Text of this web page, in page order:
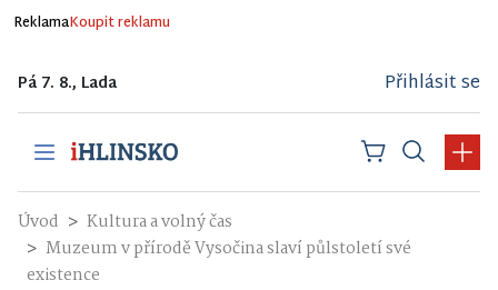
ReklamaKoupit reklamu
Pá 7. 8., Lada Přihlásit se
Úvod
Kultura a volný čas
Muzeum v přírodě Vysočina slaví půlstoletí své
existence